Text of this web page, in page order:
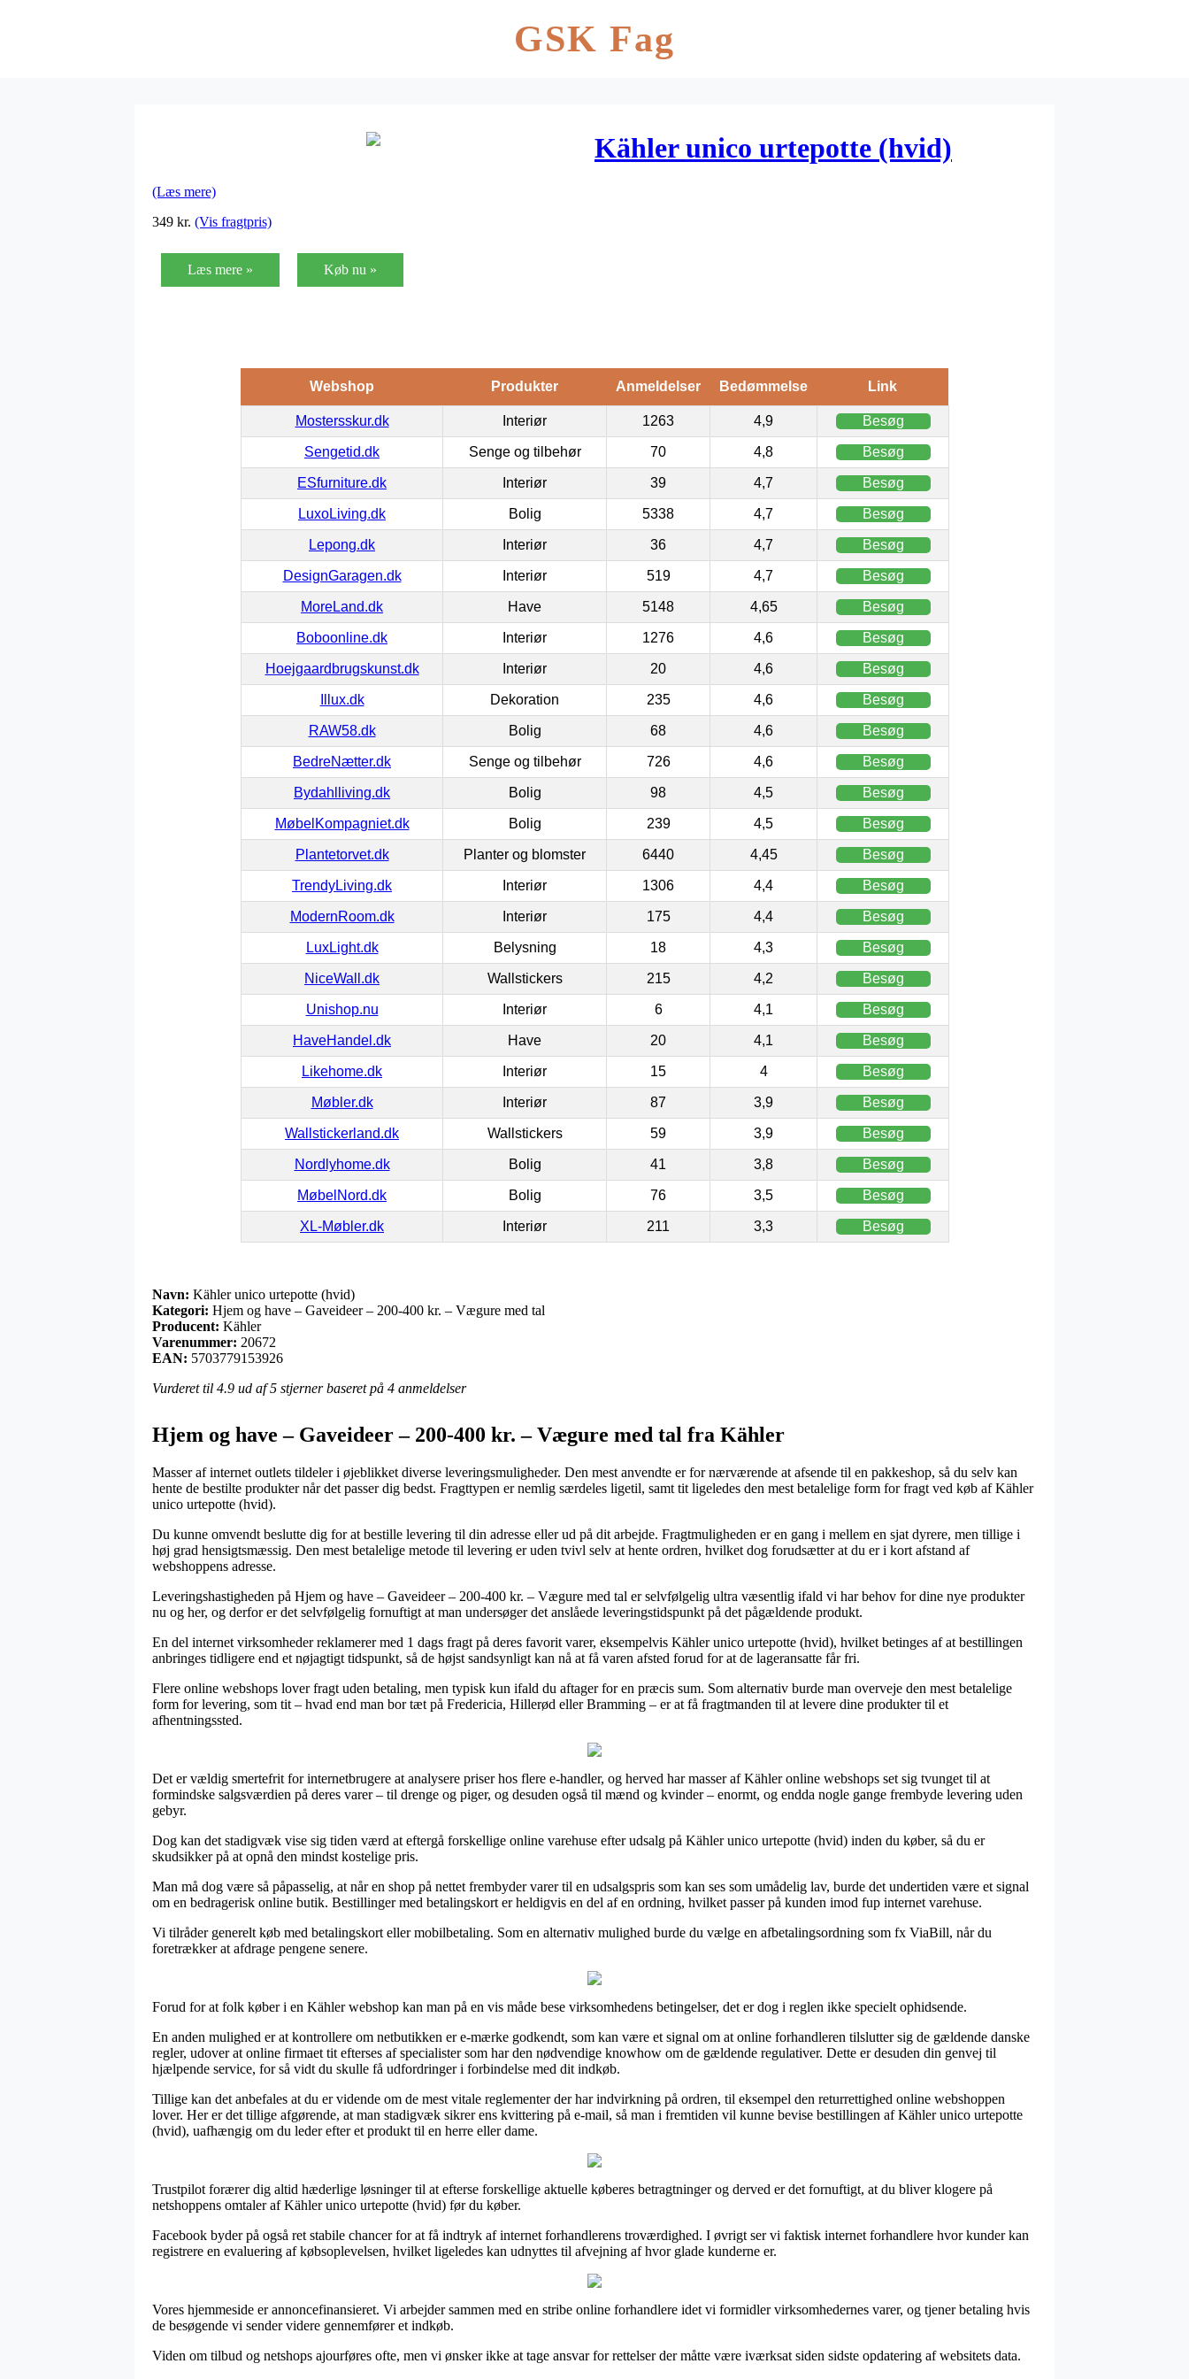
GSK Fag
Kähler unico urtepotte (hvid)
(Læs mere)
349 kr. (Vis fragtpris)
Læs mere » Køb nu »
Webshop Produkter Anmeldelser Bedømmelse Link
Mostersskur.dk Interiør 1263 4,9 Besøg
Sengetid.dk Senge og tilbehør 70 4,8 Besøg
ESfurniture.dk Interiør 39 4,7 Besøg
LuxoLiving.dk Bolig 5338 4,7 Besøg
Lepong.dk Interiør 36 4,7 Besøg
DesignGaragen.dk Interiør 519 4,7 Besøg
MoreLand.dk Have 5148 4,65 Besøg
Boboonline.dk Interiør 1276 4,6 Besøg
Hoejgaardbrugskunst.dk Interiør 20 4,6 Besøg
Illux.dk Dekoration 235 4,6 Besøg
RAW58.dk Bolig 68 4,6 Besøg
BedreNætter.dk Senge og tilbehør 726 4,6 Besøg
Bydahlliving.dk Bolig 98 4,5 Besøg
MøbelKompagniet.dk Bolig 239 4,5 Besøg
Plantetorvet.dk Planter og blomster 6440 4,45 Besøg
TrendyLiving.dk Interiør 1306 4,4 Besøg
ModernRoom.dk Interiør 175 4,4 Besøg
LuxLight.dk Belysning 18 4,3 Besøg
NiceWall.dk Wallstickers 215 4,2 Besøg
Unishop.nu Interiør 6 4,1 Besøg
HaveHandel.dk Have 20 4,1 Besøg
Likehome.dk Interiør 15 4 Besøg
Møbler.dk Interiør 87 3,9 Besøg
Wallstickerland.dk Wallstickers 59 3,9 Besøg
Nordlyhome.dk Bolig 41 3,8 Besøg
MøbelNord.dk Bolig 76 3,5 Besøg
XL-Møbler.dk Interiør 211 3,3 Besøg
Navn: Kähler unico urtepotte (hvid)
Kategori: Hjem og have – Gaveideer – 200-400 kr. – Vægure med tal
Producent: Kähler
Varenummer: 20672
EAN: 5703779153926
Vurderet til 4.9 ud af 5 stjerner baseret på 4 anmeldelser
Hjem og have – Gaveideer – 200-400 kr. – Vægure med tal fra Kähler
Masser af internet outlets tildeler i øjeblikket diverse leveringsmuligheder. Den mest anvendte er for nærværende at afsende til en pakkeshop, så du selv kan
hente de bestilte produkter når det passer dig bedst. Fragttypen er nemlig særdeles ligetil, samt tit ligeledes den mest betalelige form for fragt ved køb af Kähler
unico urtepotte (hvid).
Du kunne omvendt beslutte dig for at bestille levering til din adresse eller ud på dit arbejde. Fragtmuligheden er en gang i mellem en sjat dyrere, men tillige i
høj grad hensigtsmæssig. Den mest betalelige metode til levering er uden tvivl selv at hente ordren, hvilket dog forudsætter at du er i kort afstand af
webshoppens adresse.
Leveringshastigheden på Hjem og have – Gaveideer – 200-400 kr. – Vægure med tal er selvfølgelig ultra væsentlig ifald vi har behov for dine nye produkter
nu og her, og derfor er det selvfølgelig fornuftigt at man undersøger det anslåede leveringstidspunkt på det pågældende produkt.
En del internet virksomheder reklamerer med 1 dags fragt på deres favorit varer, eksempelvis Kähler unico urtepotte (hvid), hvilket betinges af at bestillingen
anbringes tidligere end et nøjagtigt tidspunkt, så de højst sandsynligt kan nå at få varen afsted forud for at de lageransatte får fri.
Flere online webshops lover fragt uden betaling, men typisk kun ifald du aftager for en præcis sum. Som alternativ burde man overveje den mest betalelige
form for levering, som tit – hvad end man bor tæt på Fredericia, Hillerød eller Bramming – er at få fragtmanden til at levere dine produkter til et
afhentningssted.
Det er vældig smertefrit for internetbrugere at analysere priser hos flere e-handler, og herved har masser af Kähler online webshops set sig tvunget til at
formindske salgsværdien på deres varer – til drenge og piger, og desuden også til mænd og kvinder – enormt, og endda nogle gange frembyde levering uden
gebyr.
Dog kan det stadigvæk vise sig tiden værd at eftergå forskellige online varehuse efter udsalg på Kähler unico urtepotte (hvid) inden du køber, så du er
skudsikker på at opnå den mindst kostelige pris.
Man må dog være så påpasselig, at når en shop på nettet frembyder varer til en udsalgspris som kan ses som umådelig lav, burde det undertiden være et signal
om en bedragerisk online butik. Bestillinger med betalingskort er heldigvis en del af en ordning, hvilket passer på kunden imod fup internet varehuse.
Vi tilråder generelt køb med betalingskort eller mobilbetaling. Som en alternativ mulighed burde du vælge en afbetalingsordning som fx ViaBill, når du
foretrækker at afdrage pengene senere.
Forud for at folk køber i en Kähler webshop kan man på en vis måde bese virksomhedens betingelser, det er dog i reglen ikke specielt ophidsende.
En anden mulighed er at kontrollere om netbutikken er e-mærke godkendt, som kan være et signal om at online forhandleren tilslutter sig de gældende danske
regler, udover at online firmaet tit efterses af specialister som har den nødvendige knowhow om de gældende regulativer. Dette er desuden din genvej til
hjælpende service, for så vidt du skulle få udfordringer i forbindelse med dit indkøb.
Tillige kan det anbefales at du er vidende om de mest vitale reglementer der har indvirkning på ordren, til eksempel den returrettighed online webshoppen
lover. Her er det tillige afgørende, at man stadigvæk sikrer ens kvittering på e-mail, så man i fremtiden vil kunne bevise bestillingen af Kähler unico urtepotte
(hvid), uafhængig om du leder efter et produkt til en herre eller dame.
Trustpilot forærer dig altid hæderlige løsninger til at efterse forskellige aktuelle køberes betragtninger og derved er det fornuftigt, at du bliver klogere på
netshoppens omtaler af Kähler unico urtepotte (hvid) før du køber.
Facebook byder på også ret stabile chancer for at få indtryk af internet forhandlerens troværdighed. I øvrigt ser vi faktisk internet forhandlere hvor kunder kan
registrere en evaluering af købsoplevelsen, hvilket ligeledes kan udnyttes til afvejning af hvor glade kunderne er.
Vores hjemmeside er annoncefinansieret. Vi arbejder sammen med en stribe online forhandlere idet vi formidler virksomhedernes varer, og tjener betaling hvis
de besøgende vi sender videre gennemfører et indkøb.
Viden om tilbud og netshops ajourføres ofte, men vi ønsker ikke at tage ansvar for rettelser der måtte være iværksat siden sidste opdatering af websitets data.